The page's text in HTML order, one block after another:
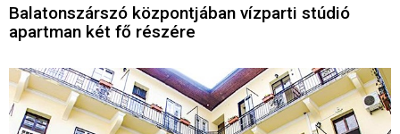
Balatonszárszó központjában vízparti stúdió
apartman két fő részére